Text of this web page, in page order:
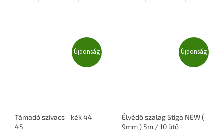
Újdonság
Támadó szivacs - kék 44-
45
Újdonság
Élvédő szalag Stiga NEW (
9mm ) 5m / 10 ütő